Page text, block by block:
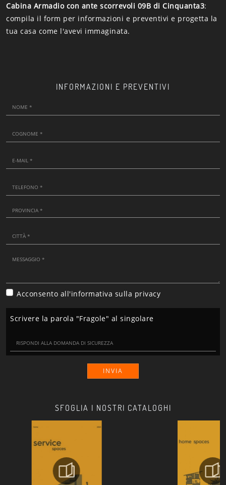
Cabina Armadio con ante scorrevoli 09B di Cinquanta3:
compila il form per informazioni e preventivi e progetta la
tua casa come l'avevi immaginata.
SFOGLIA I NOSTRI CATALOGHI
INFORMAZIONI E PREVENTIVI
Acconsento all'informativa sulla privacy
Scrivere la parola "Fragole" al singolare
INVIA